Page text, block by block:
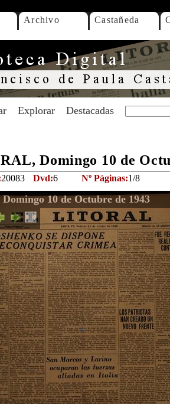
Archivo Castañeda
Explorar Destacadas
Domingo 10 de
20083 Dvd:6 Nº Páginas:1/8
10 de Octubre de 1943